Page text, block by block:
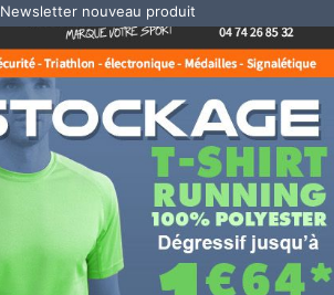
Newsletter nouveau produit